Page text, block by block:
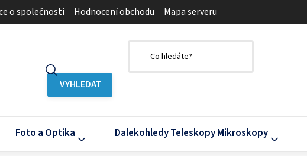
o společnosti Hodnocení obchodu Mapa serveru
Foto a Optika Dalekohledy Teleskopy Mikroskopy